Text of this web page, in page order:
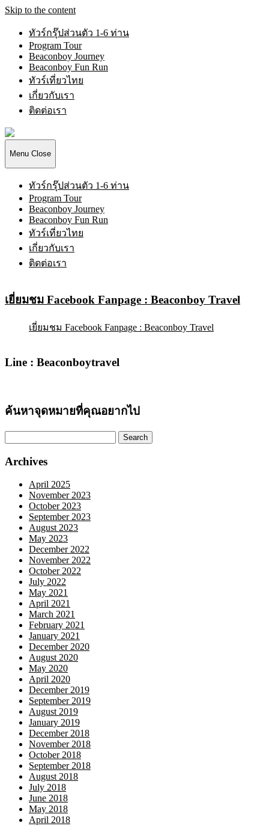
Skip to the content
ทัวร์กรุ๊ปส่วนตัว 1-6 ท่าน
Program Tour
Beaconboy Journey
Beaconboy Fun Run
ทัวร์เที่ยวไทย
เกี่ยวกับเรา
ติดต่อเรา
Beaconboy
Travel
Company
Menu Close
ทัวร์กรุ๊ปส่วนตัว 1-6 ท่าน
Program Tour
Beaconboy Journey
Beaconboy Fun Run
ทัวร์เที่ยวไทย
เกี่ยวกับเรา
ติดต่อเรา
เยี่ยมชม Facebook Fanpage : Beaconboy Travel
เยี่ยมชม Facebook Fanpage : Beaconboy Travel
Line : Beaconboytravel
ค้นหาจุดหมายที่คุณอยากไป
for:
Archives
April 2025
November 2023
October 2023
September 2023
August 2023
May 2023
December 2022
November 2022
October 2022
July 2022
May 2021
April 2021
March 2021
February 2021
January 2021
December 2020
August 2020
May 2020
April 2020
December 2019
September 2019
August 2019
January 2019
December 2018
November 2018
October 2018
September 2018
August 2018
July 2018
June 2018
May 2018
April 2018